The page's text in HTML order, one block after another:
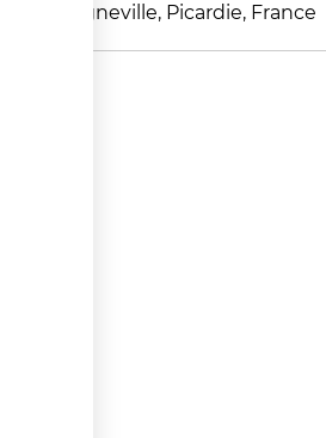
60290 Laigneville, Picardie, France